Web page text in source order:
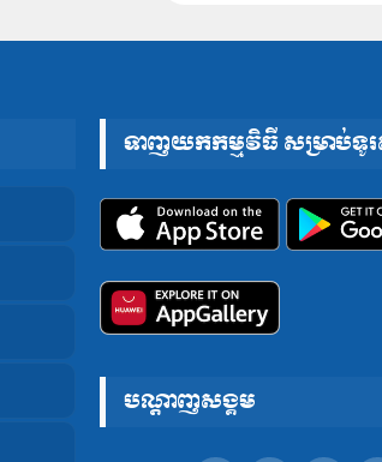
ទាញយកកម្មវិធី សម្រាប់ទូរ
បណ្តាញសង្គម